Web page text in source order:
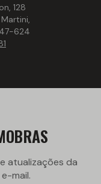
128
624
atualizações da
mail.